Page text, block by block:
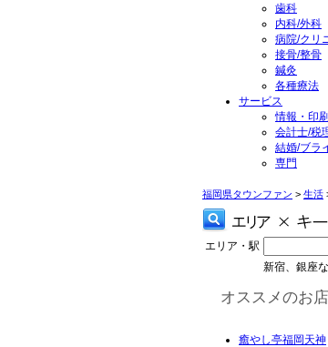
歯科
内科/外科
病院/クリ
接骨/整骨
鍼灸
各種療法
サービス
情報・印刷
会計士/税
結婚/ブラ
専門
福岡県タウンファン > 生活
エリア・駅
新宿、銀座
オススメのお店
癒やし亭福岡天神